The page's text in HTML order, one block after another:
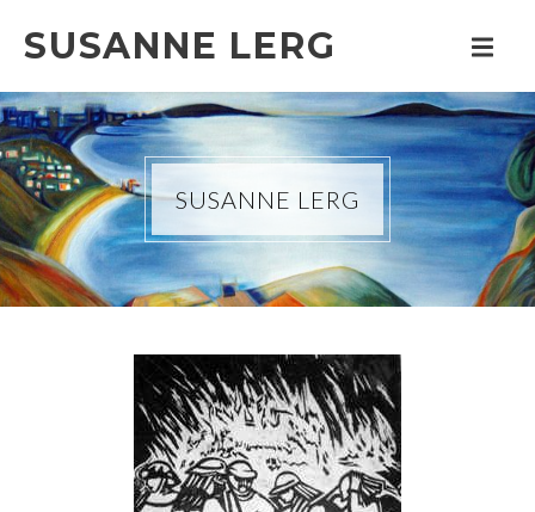
SUSANNE LERG
SUSANNE LERG